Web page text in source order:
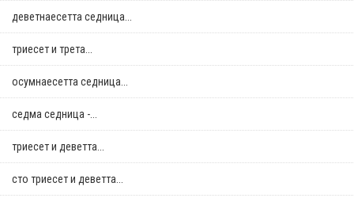
деветнаесетта седница...
триесет и трета...
осумнaесетта седница...
седма седница -...
триесет и деветта...
сто триесет и деветта...